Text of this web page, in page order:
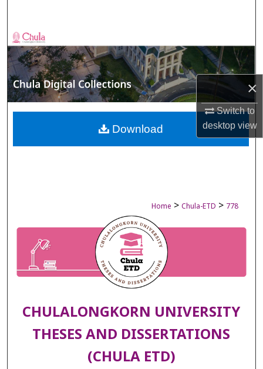
×
Switch to
desktopview
Browse Collections
My Account
About
Digital Commons Network™
Home > Chula-ETD > 778
CHULALONGKORN UNIVERSITY
THESES AND DISSERTATIONS
(CHULA ETD)
Download